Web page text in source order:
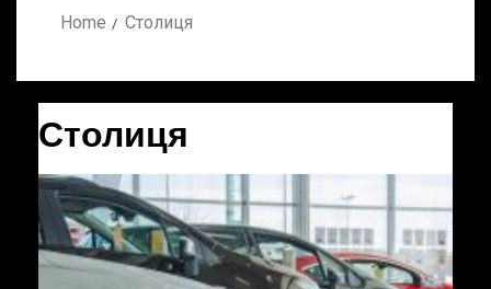
Home Столиця
Столиця